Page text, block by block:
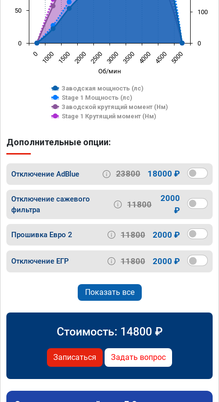
Об/мин
Заводская мощность (лс)
Stage 1 Мощность (лс)
Заводской крутящий момент (Нм)
Stage 1 Крутящий момент (Нм)
0 1000 1500 2000 2500 3000 3500 4000 4500 5000
0
50
0
100
Дополнительные опции:
Отключение AdBlue 23800 18000 ₽
Отключение сажевого
фильтра
11800
2000
₽
Прошивка Евро 2 11800 2000 ₽
Отключение ЕГР 11800 2000 ₽
Показать все
Стоимость: 14800 ₽
Записаться Задать вопрос